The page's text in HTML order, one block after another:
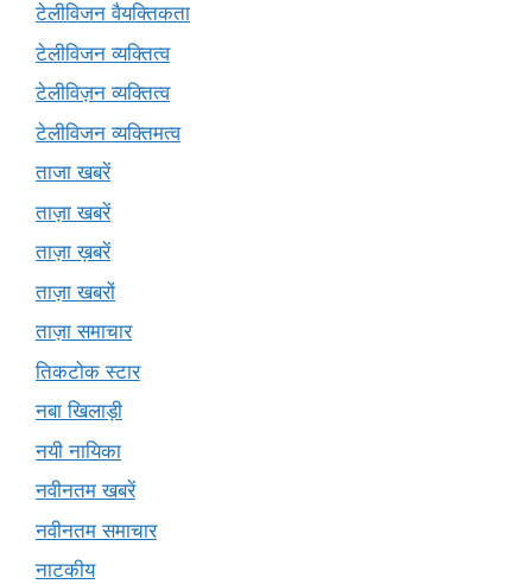
टेलीविजन वैयक्तिकता
टेलीविजन व्यक्तित्व
टेलीविज़न व्यक्तित्व
टेलीविजन व्यक्तिमत्व
ताजा खबरें
ताज़ा खबरें
ताज़ा ख़बरें
ताज़ा खबरों
ताज़ा समाचार
तिकटोक स्टार
नबा खिलाड़ी
नयी नायिका
नवीनतम खबरें
नवीनतम समाचार
नाटकीय